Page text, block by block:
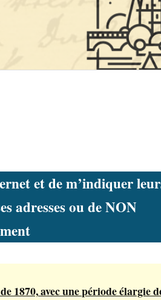
et de m’indiquer
adresses ou de NON
1870,avec une période élargie